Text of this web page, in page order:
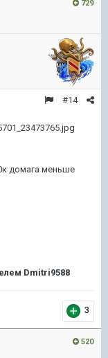
729
#14
домага меньше
Dmitri9588
3
520